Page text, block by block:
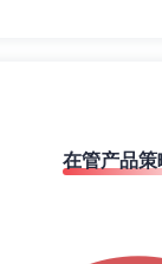
在管产品策